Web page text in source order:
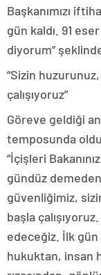
Başkanımızı
gün kaldı. 91
diyorum”
“Sizin
çalışıyoruz”
Göreve geldiği
temposunda
“İçişleri
gündüz
güvenliğimiz,
başla
edeceğiz. İlk gün
hukuktan, insan